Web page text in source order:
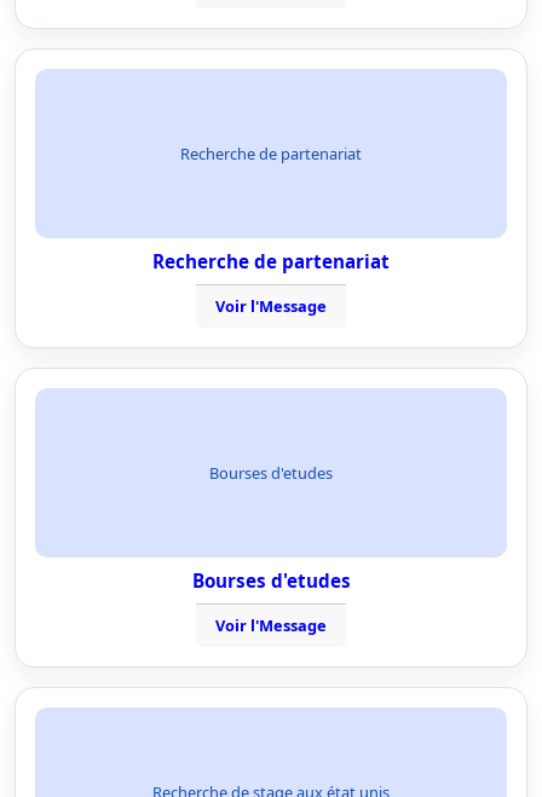
Recherche de partenariat
Recherche de partenariat
Voir l'Message
Bourses d'etudes
Bourses d'etudes
Voir l'Message
Recherche de stage aux état unis